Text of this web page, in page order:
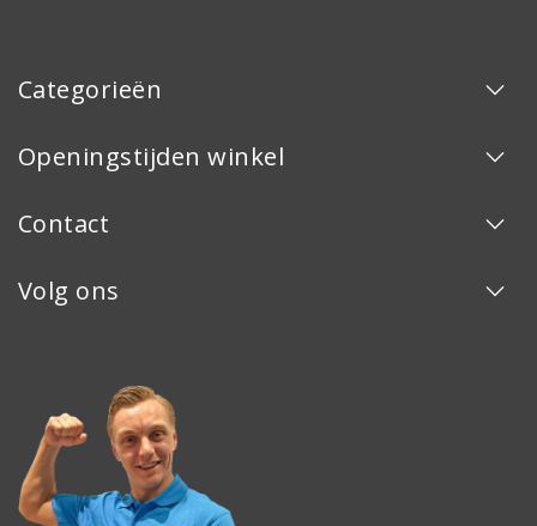
Categorieën
Openingstijden winkel
Contact
Volg ons